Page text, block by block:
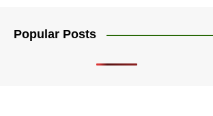
Popular Posts